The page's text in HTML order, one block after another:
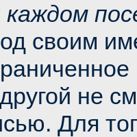
каждом
своим
не
Для